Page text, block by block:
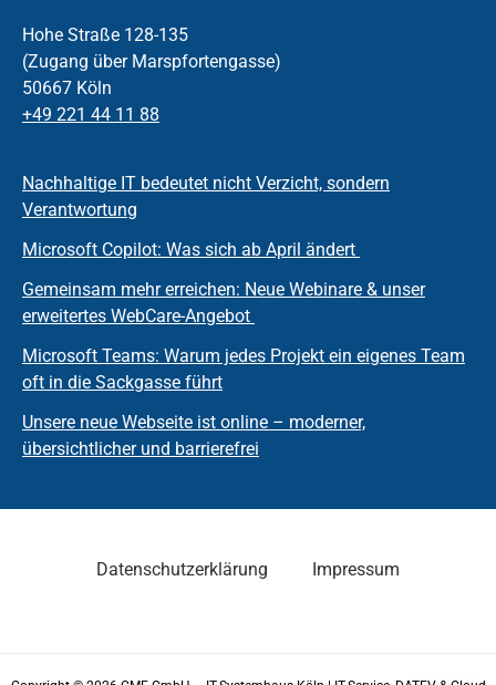
Hohe Straße 128-135
(Zugang über Marspfortengasse)
50667 Köln
+49 221 44 11 88
Nachhaltige IT bedeutet nicht Verzicht, sondern
Verantwortung
Microsoft Copilot: Was sich ab April ändert
Gemeinsam mehr erreichen: Neue Webinare & unser
erweitertes WebCare-Angebot
Microsoft Teams: Warum jedes Projekt ein eigenes Team
oft in die Sackgasse führt
Unsere neue Webseite ist online – moderner,
übersichtlicher und barrierefrei
Datenschutzerklärung Impressum